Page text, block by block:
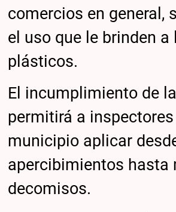
comercios en general,
el uso que le brinden a
plásticos.
El incumplimiento de
permitirá a inspectores
municipio aplicar
apercibimientos hasta
decomisos.